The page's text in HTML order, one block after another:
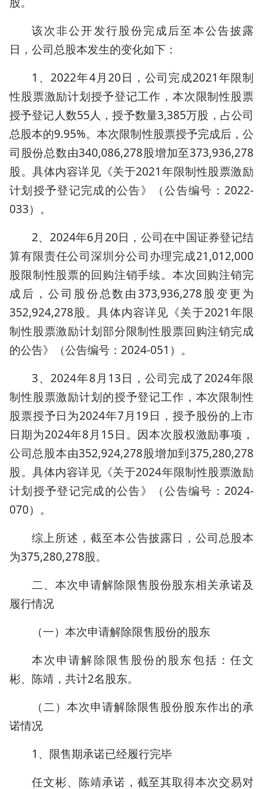
该次非公开发行股份完成后至本公告披露
日，公司总股本发生的变化如下：
1、2022年4月20日，公司完成2021年限制
性股票激励计划授予登记工作，本次限制性股票
授予登记人数55人，授予数量3,385万股，占公司
总股本的9.95%。本次限制性股票授予完成后，公
司股份总数由340,086,278股增加至373,936,278
股。具体内容详见《关于2021年限制性股票激励
计划授予登记完成的公告》（公告编号：2022-
033）。
2、2024年6月20日，公司在中国证券登记结
算有限责任公司深圳分公司办理完成21,012,000
股限制性股票的回购注销手续。本次回购注销完
成后，公司股份总数由373,936,278股变更为
352,924,278股。具体内容详见《关于2021年限
制性股票激励计划部分限制性股票回购注销完成
的公告》（公告编号：2024-051）。
3、2024年8月13日，公司完成了2024年限
制性股票激励计划的授予登记工作，本次限制性
股票授予日为2024年7月19日，授予股份的上市
日期为2024年8月15日。因本次股权激励事项，
公司总股本由352,924,278股增加到375,280,278
股。具体内容详见《关于2024年限制性股票激励
计划授予登记完成的公告》（公告编号：2024-
070）。
综上所述，截至本公告披露日，公司总股本
为375,280,278股。
二、本次申请解除限售股份股东相关承诺及
履行情况
（一）本次申请解除限售股份的股东
本次申请解除限售股份的股东包括：任文
彬、陈靖，共计2名股东。
（二）本次申请解除限售股份股东作出的承
诺情况
1、限售期承诺已经履行完毕
任文彬、陈靖承诺，截至其取得本次交易对